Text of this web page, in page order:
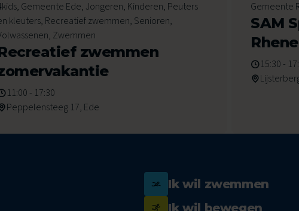
Augustus 2026
Gemeente Ede, Jongeren, Kinderen, Peuters
kleuters, Recreatief zwemmen, Senioren,
Zwemmen
zwemmen
11:00 - 17:30
Peppelensteeg 17, Ede
Gemeente
SAM
15:30 -
Ik wil zwemmen
Ik wil bewegen